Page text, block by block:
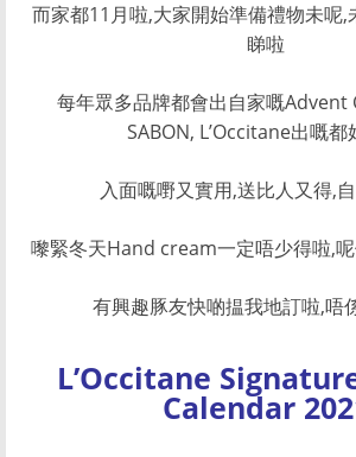
而家都11月啦,大家開始準備禮物未呢,
睇啦
每年眾多品牌都會出自家嘅Advent
SABON, L’Occitane出嘅都
入面嘅嘢又實用,送比人又得,
嚟緊冬天Hand cream一定唔少得啦,
有興趣豚友快啲揾我地訂啦,唔
L’Occitane
Calendar